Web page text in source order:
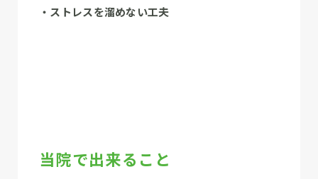
・ストレスを溜めない工夫
当院で出来ること